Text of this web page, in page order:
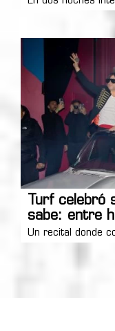
Turf celebró
sabe: entre
Un recital donde